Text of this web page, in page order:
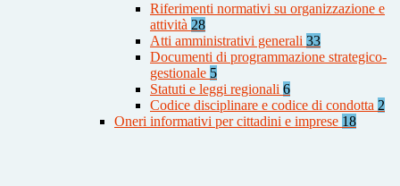
Riferimenti normativi su organizzazione e
attività 28
Atti amministrativi generali 33
Documenti di programmazione strategico-
gestionale 5
Statuti e leggi regionali 6
Codice disciplinare e codice di condotta 2
Oneri informativi per cittadini e imprese 18